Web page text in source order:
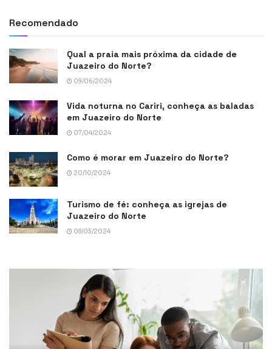
Recomendado
Qual a praia mais próxima da cidade de
Juazeiro do Norte?
09/06/2024
Vida noturna no Cariri, conheça as baladas
em Juazeiro do Norte
07/04/2024
Como é morar em Juazeiro do Norte?
20/10/2024
Turismo de fé: conheça as igrejas de
Juazeiro do Norte
08/03/2024